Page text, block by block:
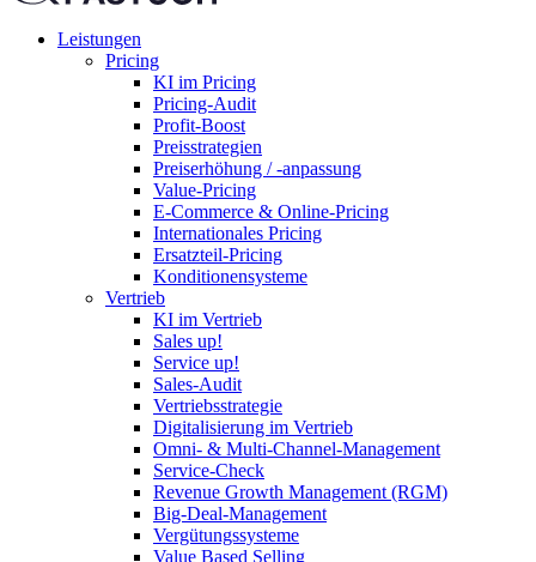
Leistungen
Pricing
KI im Pricing
Pricing-Audit
Profit-Boost
Preisstrategien
Preiserhöhung / -anpassung
Value-Pricing
E-Commerce & Online-Pricing
Internationales Pricing
Ersatzteil-Pricing
Konditionensysteme
Vertrieb
KI im Vertrieb
Sales up!
Service up!
Sales-Audit
Vertriebsstrategie
Digitalisierung im Vertrieb
Omni- & Multi-Channel-Management
Service-Check
Revenue Growth Management (RGM)
Big-Deal-Management
Vergütungssysteme
Value Based Selling